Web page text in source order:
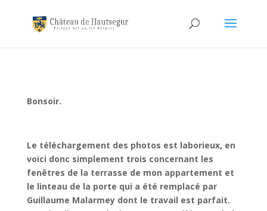
Bonsoir.
Le téléchargement des photos est laborieux, en
voici donc simplement trois concernant les
fenêtres de la terrasse de mon appartement et
le linteau de la porte qui a été remplacé par
Guillaume Malarmey dont le travail est parfait.